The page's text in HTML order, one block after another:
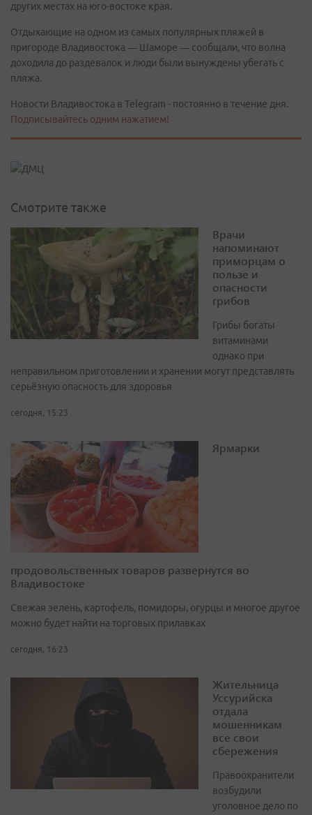
других местах на юго-востоке края. ⠀
Отдыхающие на одном из самых популярных пляжей в
пригороде Владивостока — Шаморе — сообщали, что волна
доходила до раздевалок и люди были вынуждены убегать с
пляжа.
Новости Владивостока в Telegram - постоянно в течение дня.
Подписывайтесь одним нажатием!
Смотрите также
Врачи
напоминают
приморцам о
пользе и
опасности
грибов
Грибы богаты
витаминами
однако при
неправильном приготовлении и хранении могут представлять
серьёзную опасность для здоровья
сегодня, 15:23
Ярмарки
продовольственных товаров развернутся во
Владивостоке
Свежая зелень, картофель, помидоры, огурцы и многое другое
можно будет найти на торговых прилавках
сегодня, 16:23
Жительница
Уссурийска
отдала
мошенникам
все свои
сбережения
Правоохранители
возбудили
уголовное дело по